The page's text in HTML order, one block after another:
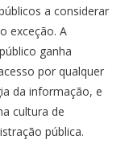
a considerar
exceção. A
ganha
por qualquer
da informação, e
cultura de
pública.